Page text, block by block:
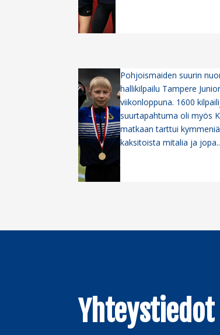
Pohjoismaiden suurin
hallikilpailu Tampere
viikonloppuna. 1600
suurtapahtuma oli myös
matkaan tarttui
kaksitoista mitalia ja
Yhteystiedot